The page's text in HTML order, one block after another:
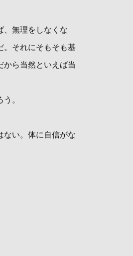
無理をしなくな
。それにそもそも基
から当然といえば当
。
い。体に自信がな